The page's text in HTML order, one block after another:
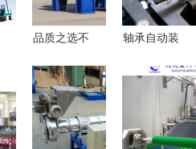
品质之选不
保制砂机品
牌与新型制
砂机制造企
轴承自动装
备精密制造
的关键技术
正成为工业